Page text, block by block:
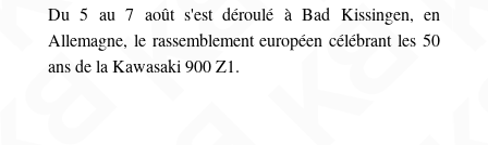
Du 5 au 7 août s'est déroulé à Bad Kissingen, en
Allemagne, le rassemblement européen célébrant les 50
ans de la Kawasaki 900 Z1.